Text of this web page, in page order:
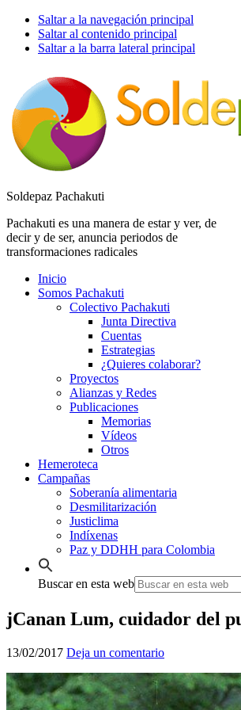
Saltar a la navegación principal
Saltar al contenido principal
Saltar a la barra lateral principal
Soldepaz Pachakuti
Pachakuti es una manera de estar y ver, de
decir y de ser, anuncia periodos de
transformaciones radicales
Inicio
Somos Pachakuti
Colectivo Pachakuti
Junta Directiva
Cuentas
Estrategias
¿Quieres colaborar?
Proyectos
Alianzas y Redes
Publicaciones
Memorias
Vídeos
Otros
Hemeroteca
Campañas
Soberanía alimentaria
Desmilitarización
Justiclima
Indíxenas
Paz y DDHH para Colombia
Buscar en esta web
jCanan Lum, cuidador del
13/02/2017 Deja un comentario